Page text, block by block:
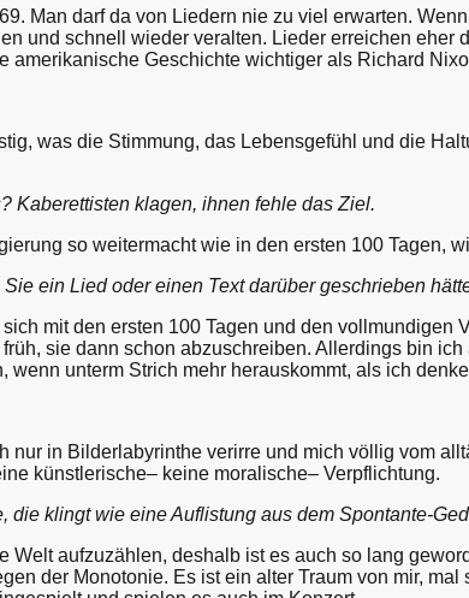
Man darf da von Liedern nie zu viel erwarten.
und schnell wieder veralten. Lieder erreichen eher
amerikanische Geschichte wichtiger als Richard
was die Stimmung, das Lebensgefühl und die
Kaberettisten klagen, ihnen fehle das Ziel.
so weitermacht wie in den ersten 100 Tagen,
ein Lied oder einen Text darüber geschrieben
mit den ersten 100 Tagen und den vollmundigen
sie dann schon abzuschreiben. Allerdings bin
unterm Strich mehr herauskommt, als ich
nur in Bilderlabyrinthe verirre und mich völlig vom
künstlerische– keine moralische– Verpflichtung.
klingt wie eine Auflistung aus dem Spontante-
Welt aufzuzählen, deshalb ist es auch so lang
der Monotonie. Es ist ein alter Traum von mir,